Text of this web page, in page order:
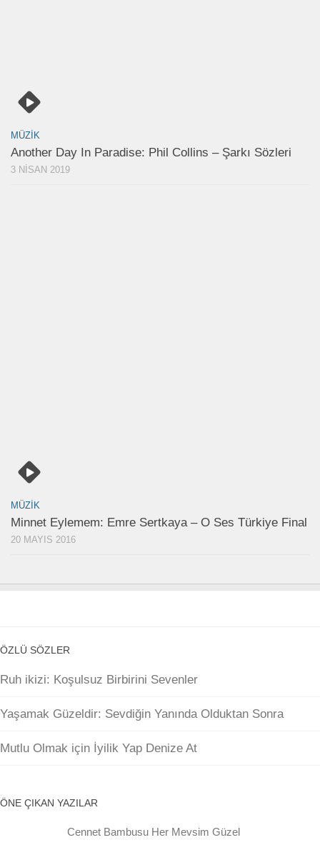
MÜZIK
Another Day In Paradise: Phil Collins – Şarkı Sözleri
3 NISAN 2019
MÜZIK
Minnet Eylemem: Emre Sertkaya – O Ses Türkiye Final
20 MAYIS 2016
ÖZLÜ SÖZLER
Ruh ikizi: Koşulsuz Birbirini Sevenler
Yaşamak Güzeldir: Sevdiğin Yanında Olduktan Sonra
Mutlu Olmak için İyilik Yap Denize At
ÖNE ÇIKAN YAZILAR
Cennet Bambusu Her Mevsim Güzel